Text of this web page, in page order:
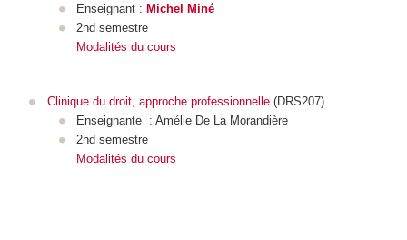
Enseignant : Michel Miné
2nd semestre
Modalités du cours
Clinique du droit, approche professionnelle(DRS207)
Enseignante : Amélie De La Morandière
2nd semestre
Modalités du cours